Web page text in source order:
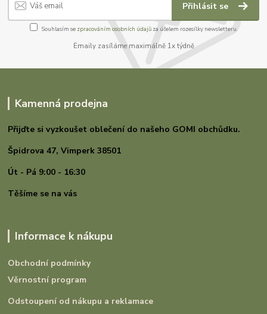
Přihlásit se
Souhlasím se zpracováním osobních údajůza účelem rozesílky newsletteru.
Emaily zasíláme maximálně 1x týdně
Kamenná prodejna
Přijďte si vyzkoušet oblečení do našeho GOMI obchůdku.
Špidrova 47,Vimperk 38501
Út - Pá 9:00 - 16:30
Těšíme se na vás
Informace k nákupu
Obchodní podmínky
Věrnostní program
Odstoupení od nákupu a reklamace